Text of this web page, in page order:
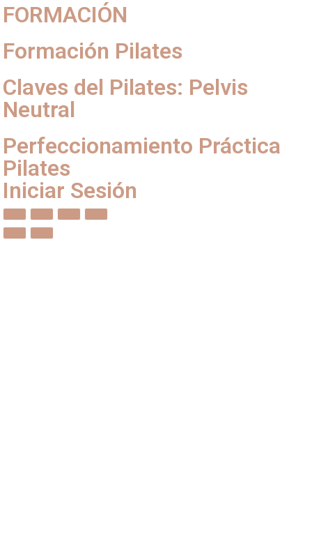
FORMACIÓN
Formación Pilates
Claves del Pilates: Pelvis
Neutral
Perfeccionamiento Práctica
Pilates
Iniciar Sesión